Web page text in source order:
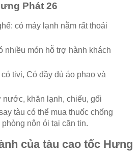
Phát 26
có máy lạnh nằm rất thoải
nhiều món hỗ trợ hành khách
tivi, Có đầy đủ áo phao và
nước, khăn lạnh, chiếu, gối
tàu có thể mua thuốc chống
nôn ói tại căn tin.
của tàu cao tốc Hưng